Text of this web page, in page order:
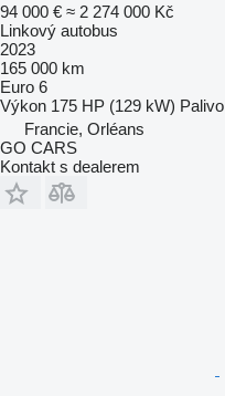
94 000 € ≈ 2 274 000 Kč
Linkový autobus
2023
165 000 km
Euro 6
Výkon 175 HP (129 kW) Palivo
Francie, Orléans
GO CARS
Kontakt s dealerem